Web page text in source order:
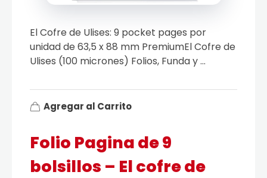
Folio Pagina de 9
bolsillos – El cofre de
El Cofre de Ulises: 9 pocket pages por
unidad de 63,5 x 88 mm PremiumEl Cofre de
Ulises (100 micrones) Folios, Funda y ...
Agregar al Carrito